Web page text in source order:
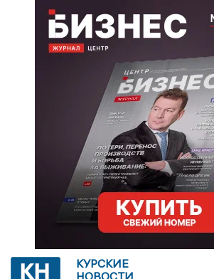
КУРСКИЕ
НОВОСТИ